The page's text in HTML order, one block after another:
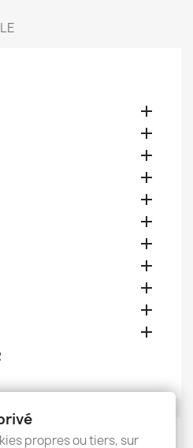











propres ou tiers, sur